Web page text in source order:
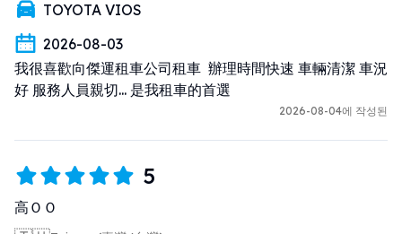
TOYOTA VIOS
2026-08-03
我很喜歡向傑運租車公司租車  辦理時間快速 車輛清潔 車況
好 服務人員親切... 是我租車的首選
2026-08-04에 작성된
5
高ＯＯ